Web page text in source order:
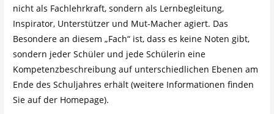
nicht als Fachlehrkraft, sondern als Lernbegleitung,
Inspirator, Unterstützer und Mut-Macher agiert. Das
Besondere an diesem „Fach“ ist, dass es keine Noten gibt,
sondern jeder Schüler und jede Schülerin eine
Kompetenzbeschreibung auf unterschiedlichen Ebenen am
Ende des Schuljahres erhält (weitere Informationen finden
Sie auf der Homepage).